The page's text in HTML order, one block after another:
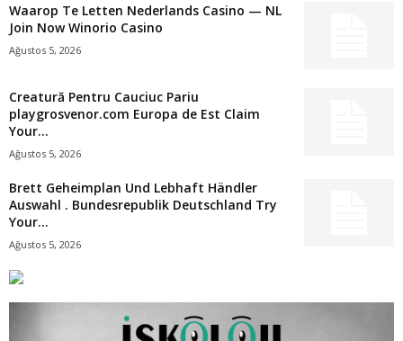
Waarop Te Letten Nederlands Casino — NL
Join Now Winorio Casino
Ağustos 5, 2026
Creatură Pentru Cauciuc Pariu
playgrosvenor.com Europa de Est Claim
Your...
Ağustos 5, 2026
Brett Geheimplan Und Lebhaft Händler
Auswahl . Bundesrepublik Deutschland Try
Your...
Ağustos 5, 2026